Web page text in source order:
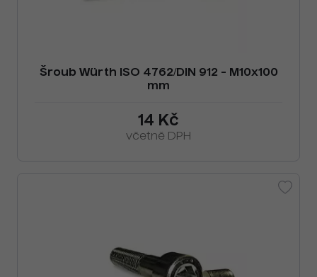
Šroub Würth ISO 4762/DIN 912 - M10x100
mm
14 Kč
včetně DPH